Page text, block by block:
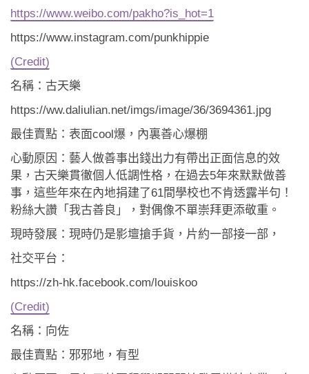
https://www.weibo.com/pakho?is_hot=1
https://www.instagram.com/punkhippie
(Credit)
名稱：古天樂
https://ww.daliulian.net/imgs/image/36/3694361.jpg
最佳賣點：表面cool爆，內裏善心爆棚
心動原因：藝人做善事出錢出力有帶出正面信息的效
果，古天樂貫徹個人低調性格，在過去5年來默默做善
事，這些年來在內地捐建了61間學校也不肯透露半句！
粉絲大讚「我古善良」，對偶像不單崇拜更添敬重。
現時發展：現時仍是影壇搶手貨，片約一部接一部，
社交平台：
https://zh-hk.facebook.com/louiskoo
(Credit)
名稱：向佐
最佳賣點：邪邪地，有型